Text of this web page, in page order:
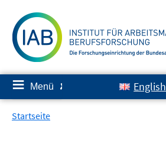
zum
Inhalt
≡ Menü ✘ English
Startseite